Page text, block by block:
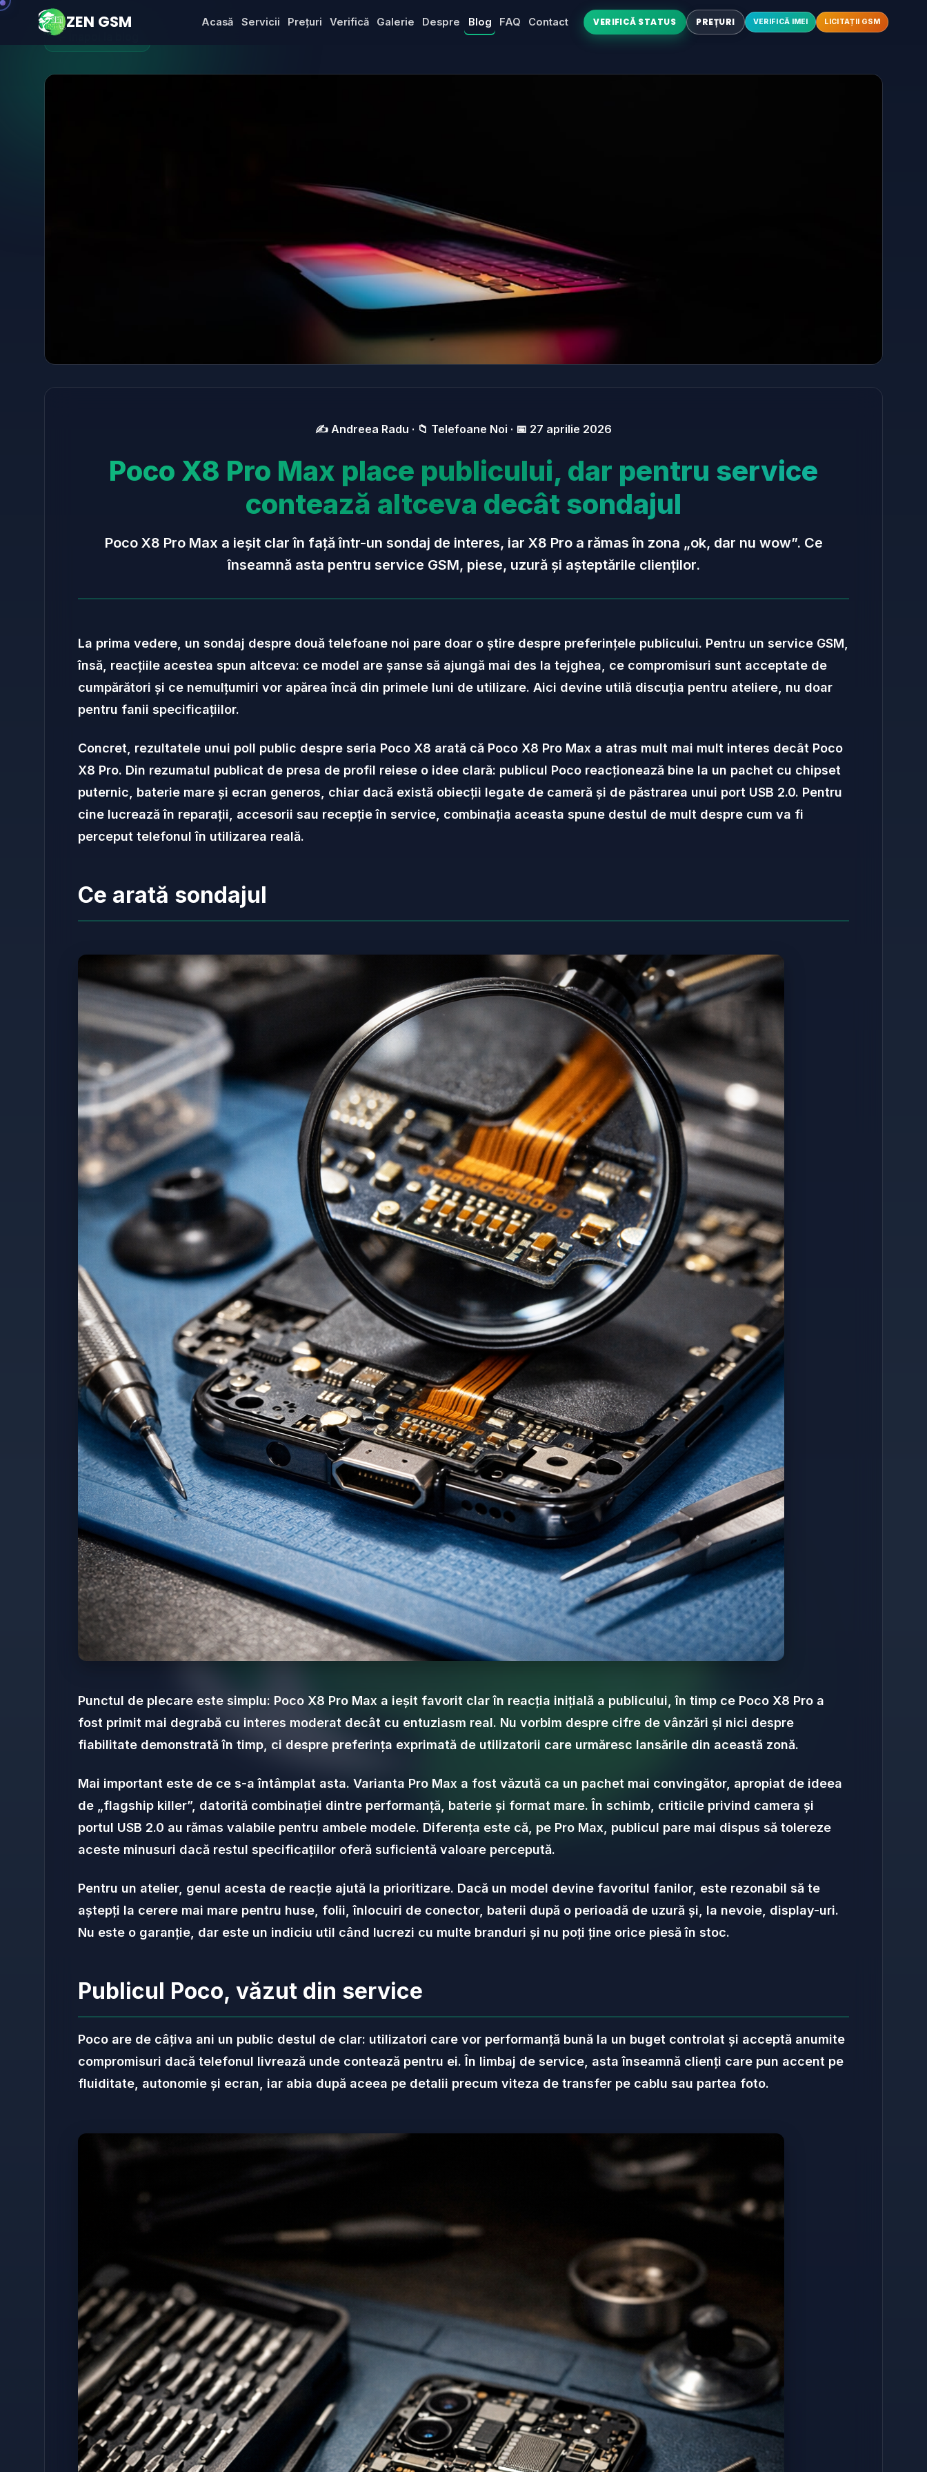
ZEN GSM Acasă Servicii Prețuri Verifică Galerie Despre Blog FAQ Contact VERIFICĂ STATUS PREȚURI VERIFICĂ IMEI LICITAȚII GSM
← Înapoi la blog
✍️ Andreea Radu · 📁 Telefoane Noi · 📅 27 aprilie 2026
Poco X8 Pro Max place publicului, dar pentru service
contează altceva decât sondajul
Poco X8 Pro Max a ieșit clar în față într-un sondaj de interes, iar X8 Pro a rămas în zona „ok, dar nu wow”. Ce
înseamnă asta pentru service GSM, piese, uzură și așteptările clienților.
La prima vedere, un sondaj despre două telefoane noi pare doar o știre despre preferințele publicului. Pentru un service GSM,
însă, reacțiile acestea spun altceva: ce model are șanse să ajungă mai des la tejghea, ce compromisuri sunt acceptate de
cumpărători și ce nemulțumiri vor apărea încă din primele luni de utilizare. Aici devine utilă discuția pentru ateliere, nu doar
pentru fanii specificațiilor.
Concret, rezultatele unui poll public despre seria Poco X8 arată că Poco X8 Pro Max a atras mult mai mult interes decât Poco
X8 Pro. Din rezumatul publicat de presa de profil reiese o idee clară: publicul Poco reacționează bine la un pachet cu chipset
puternic, baterie mare și ecran generos, chiar dacă există obiecții legate de cameră și de păstrarea unui port USB 2.0. Pentru
cine lucrează în reparații, accesorii sau recepție în service, combinația aceasta spune destul de mult despre cum va fi
perceput telefonul în utilizarea reală.
Ce arată sondajul
Punctul de plecare este simplu: Poco X8 Pro Max a ieșit favorit clar în reacția inițială a publicului, în timp ce Poco X8 Pro a
fost primit mai degrabă cu interes moderat decât cu entuziasm real. Nu vorbim despre cifre de vânzări și nici despre
fiabilitate demonstrată în timp, ci despre preferința exprimată de utilizatorii care urmăresc lansările din această zonă.
Mai important este de ce s-a întâmplat asta. Varianta Pro Max a fost văzută ca un pachet mai convingător, apropiat de ideea
de „flagship killer”, datorită combinației dintre performanță, baterie și format mare. În schimb, criticile privind camera și
portul USB 2.0 au rămas valabile pentru ambele modele. Diferența este că, pe Pro Max, publicul pare mai dispus să tolereze
aceste minusuri dacă restul specificațiilor oferă suficientă valoare percepută.
Pentru un atelier, genul acesta de reacție ajută la prioritizare. Dacă un model devine favoritul fanilor, este rezonabil să te
aștepți la cerere mai mare pentru huse, folii, înlocuiri de conector, baterii după o perioadă de uzură și, la nevoie, display-uri.
Nu este o garanție, dar este un indiciu util când lucrezi cu multe branduri și nu poți ține orice piesă în stoc.
Publicul Poco, văzut din service
Poco are de câțiva ani un public destul de clar: utilizatori care vor performanță bună la un buget controlat și acceptă anumite
compromisuri dacă telefonul livrează unde contează pentru ei. În limbaj de service, asta înseamnă clienți care pun accent pe
fluiditate, autonomie și ecran, iar abia după aceea pe detalii precum viteza de transfer pe cablu sau partea foto.